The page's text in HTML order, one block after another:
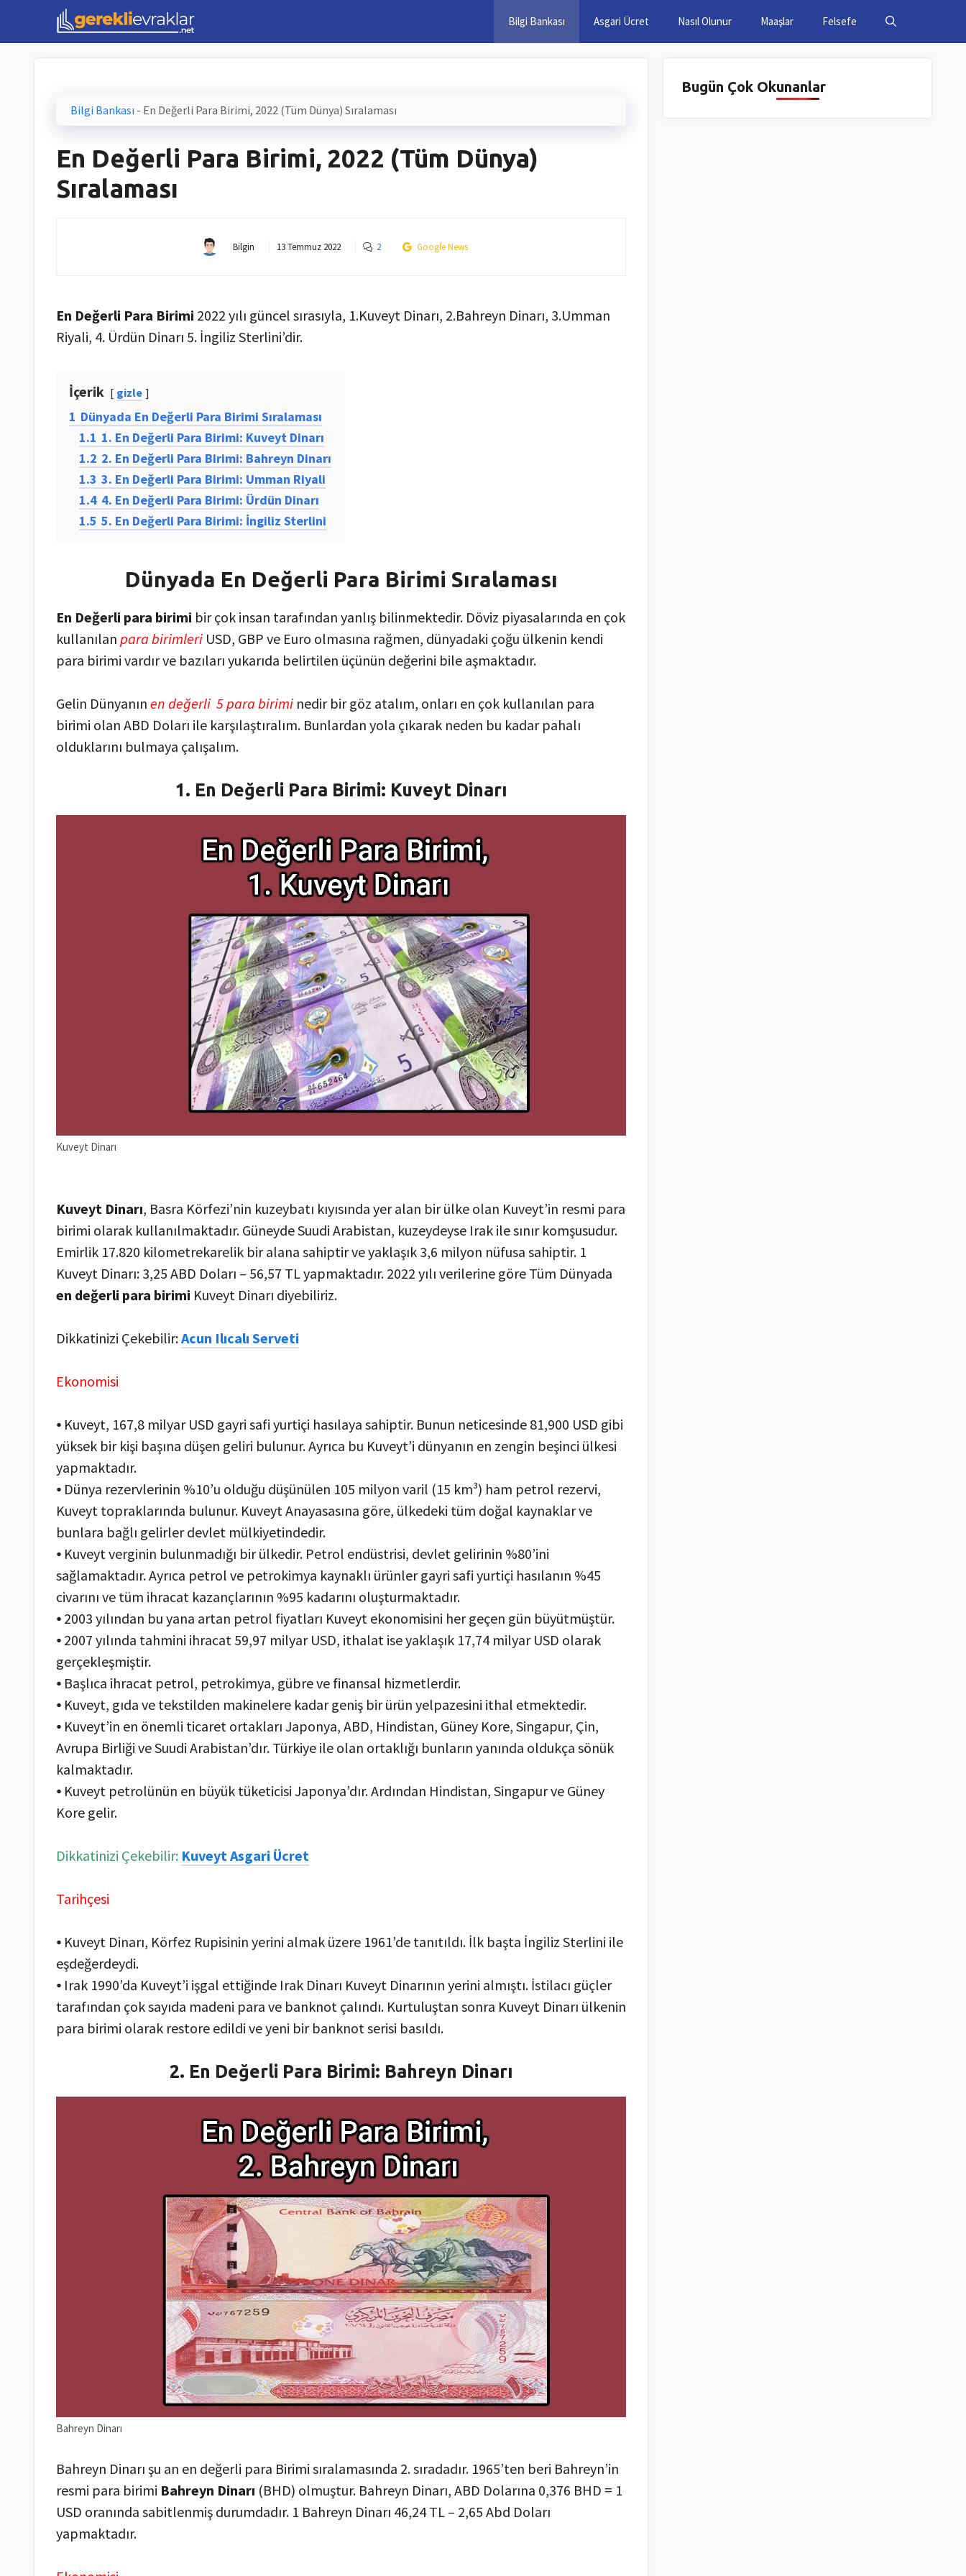
Bilgi Bankası Asgari Ücret Nasıl Olunur Maaşlar Felsefe
Bilgi Bankası - En Değerli Para Birimi, 2022 (Tüm Dünya) Sıralaması
En Değerli Para Birimi, 2022 (Tüm Dünya)
Sıralaması
Bilgin 13 Temmuz 2022 2 Google News
En Değerli Para Birimi 2022 yılı güncel sırasıyla, 1.Kuveyt Dinarı, 2.Bahreyn Dinarı, 3.Umman
Riyali, 4. Ürdün Dinarı 5. İngiliz Sterlini’dir.
İçerik gizle
1 Dünyada En Değerli Para Birimi Sıralaması
1.1 1. En Değerli Para Birimi: Kuveyt Dinarı
1.2 2. En Değerli Para Birimi: Bahreyn Dinarı
1.3 3. En Değerli Para Birimi: Umman Riyali
1.4 4. En Değerli Para Birimi: Ürdün Dinarı
1.5 5. En Değerli Para Birimi: İngiliz Sterlini
Dünyada En Değerli Para Birimi Sıralaması
En Değerli para birimi bir çok insan tarafından yanlış bilinmektedir. Döviz piyasalarında en çok
kullanılan para birimleri USD, GBP ve Euro olmasına rağmen, dünyadaki çoğu ülkenin kendi
para birimi vardır ve bazıları yukarıda belirtilen üçünün değerini bile aşmaktadır.
Gelin Dünyanın en değerli 5 para birimi nedir bir göz atalım, onları en çok kullanılan para
birimi olan ABD Doları ile karşılaştıralım. Bunlardan yola çıkarak neden bu kadar pahalı
olduklarını bulmaya çalışalım.
1. En Değerli Para Birimi: Kuveyt Dinarı
Kuveyt Dinarı
Kuveyt Dinarı, Basra Körfezi’nin kuzeybatı kıyısında yer alan bir ülke olan Kuveyt’in resmi para
birimi olarak kullanılmaktadır. Güneyde Suudi Arabistan, kuzeydeyse Irak ile sınır komşusudur.
Emirlik 17.820 kilometrekarelik bir alana sahiptir ve yaklaşık 3,6 milyon nüfusa sahiptir. 1
Kuveyt Dinarı: 3,25 ABD Doları – 56,57 TL yapmaktadır. 2022 yılı verilerine göre Tüm Dünyada
en değerli para birimi Kuveyt Dinarı diyebiliriz.
Dikkatinizi Çekebilir:Acun Ilıcalı Serveti
Ekonomisi
⦁ Kuveyt, 167,8 milyar USD gayri safi yurtiçi hasılaya sahiptir. Bunun neticesinde 81,900 USD gibi
yüksek bir kişi başına düşen geliri bulunur. Ayrıca bu Kuveyt’i dünyanın en zengin beşinci ülkesi
yapmaktadır.
⦁ Dünya rezervlerinin %10’u olduğu düşünülen 105 milyon varil (15 km³) ham petrol rezervi,
Kuveyt topraklarında bulunur. Kuveyt Anayasasına göre, ülkedeki tüm doğal kaynaklar ve
bunlara bağlı gelirler devlet mülkiyetindedir.
⦁ Kuveyt verginin bulunmadığı bir ülkedir. Petrol endüstrisi, devlet gelirinin %80’ini
sağlamaktadır. Ayrıca petrol ve petrokimya kaynaklı ürünler gayri safi yurtiçi hasılanın %45
civarını ve tüm ihracat kazançlarının %95 kadarını oluşturmaktadır.
⦁ 2003 yılından bu yana artan petrol fiyatları Kuveyt ekonomisini her geçen gün büyütmüştür.
⦁ 2007 yılında tahmini ihracat 59,97 milyar USD, ithalat ise yaklaşık 17,74 milyar USD olarak
gerçekleşmiştir.
⦁ Başlıca ihracat petrol, petrokimya, gübre ve finansal hizmetlerdir.
⦁ Kuveyt, gıda ve tekstilden makinelere kadar geniş bir ürün yelpazesini ithal etmektedir.
⦁ Kuveyt’in en önemli ticaret ortakları Japonya, ABD, Hindistan, Güney Kore, Singapur, Çin,
Avrupa Birliği ve Suudi Arabistan’dır. Türkiye ile olan ortaklığı bunların yanında oldukça sönük
kalmaktadır.
⦁ Kuveyt petrolünün en büyük tüketicisi Japonya’dır. Ardından Hindistan, Singapur ve Güney
Kore gelir.
Dikkatinizi Çekebilir: Kuveyt Asgari Ücret
Tarihçesi
⦁ Kuveyt Dinarı, Körfez Rupisinin yerini almak üzere 1961’de tanıtıldı. İlk başta İngiliz Sterlini ile
eşdeğerdeydi.
⦁ Irak 1990’da Kuveyt’i işgal ettiğinde Irak Dinarı Kuveyt Dinarının yerini almıştı. İstilacı güçler
tarafından çok sayıda madeni para ve banknot çalındı. Kurtuluştan sonra Kuveyt Dinarı ülkenin
para birimi olarak restore edildi ve yeni bir banknot serisi basıldı.
2. En Değerli Para Birimi: Bahreyn Dinarı
Bahreyn Dinarı
Bahreyn Dinarı şu an en değerli para Birimi sıralamasında 2. sıradadır. 1965’ten beri Bahreyn’in
resmi para birimi Bahreyn Dinarı (BHD) olmuştur. Bahreyn Dinarı, ABD Dolarına 0,376 BHD = 1
USD oranında sabitlenmiş durumdadır. 1 Bahreyn Dinarı 46,24 TL – 2,65 Abd Doları
yapmaktadır.
Bugün Çok Okunanlar